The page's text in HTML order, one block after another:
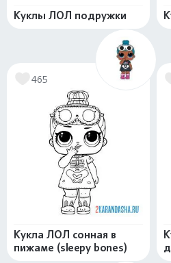
Куклы ЛОЛ подружки
465
Кукла ЛОЛ сонная в
пижаме (sleepy bones)